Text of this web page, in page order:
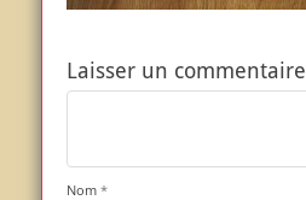
Laisser un commentaire
Nom *